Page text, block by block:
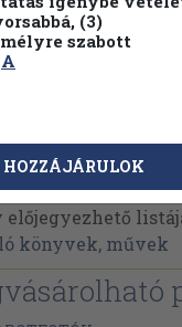
L. László
L. László
előjegyezhető
könyvek, művek
(3)
szabott
A
HOZZÁJÁRULOK